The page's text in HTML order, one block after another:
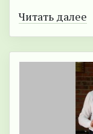
Читать далее